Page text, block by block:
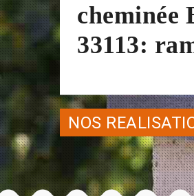
cheminée
33113:
NOS